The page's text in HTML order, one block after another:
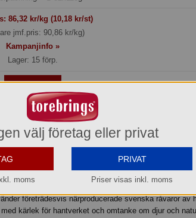
86,32kr/kg (10,18 kr/st)
jmf.pris: 90,86 kr/kg)
Kampanjinfo »
Lager: 15 förp.
eller hämta själva vid vårt lager i Aneby.
i Sverige. Vårt familjeföretag ligger i Slöinge, en
vi utvecklar och tillverkar vår glass. Det är här vår
utvecklar och tillverkar vi vår glass med färsk
företrädesvis närproducerade svenska råvaror av
kärlek för hantverket och omtanke om djur och
välj företag eller privat
moms
PRIVAT
Priser visas inkl. moms